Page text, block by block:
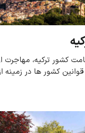
کشور ترکیه، مهاجرت
کشور ها در زمینه